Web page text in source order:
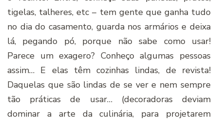
tigelas, talheres, etc – tem gente que ganha tudo
no dia do casamento, guarda nos armários e deixa
lá, pegando pó, porque não sabe como usar!
Parece um exagero? Conheço algumas pessoas
assim… E elas têm cozinhas lindas, de revista!
Daquelas que são lindas de se ver e nem sempre
tão práticas de usar… (decoradoras deviam
dominar a arte da culinária, para projetarem